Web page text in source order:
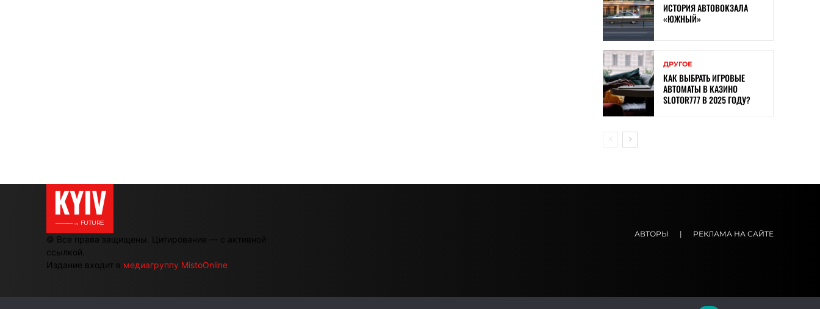
ИСТОРИЯ АВТОВОКЗАЛА
«ЮЖНЫЙ»
ДРУГОЕ
КАК ВЫБРАТЬ ИГРОВЫЕ
АВТОМАТЫ В КАЗИНО
SLOTOR777 В 2025 ГОДУ?
KYIV
———→ FUTURE
© Все права защищены. Цитирование — с активной
ссылкой.
Издание входит в медиагруппу MistoOnline
АВТОРЫ | РЕКЛАМА НА САЙТЕ